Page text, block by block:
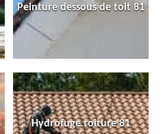
Peinture dessous de toit 81
Hydrofuge toiture 81